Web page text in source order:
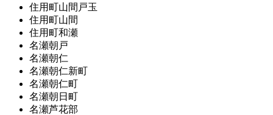
住用町山間戸玉
住用町山間
住用町和瀬
名瀬朝戸
名瀬朝仁
名瀬朝仁新町
名瀬朝仁町
名瀬朝日町
名瀬芦花部